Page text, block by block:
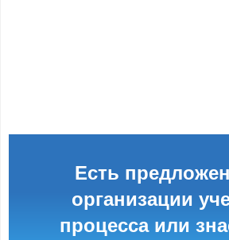
Есть
организации
процесса или